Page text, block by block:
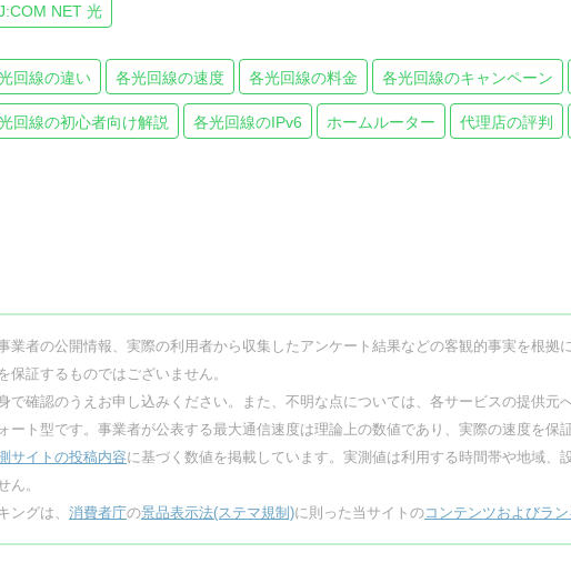
NET 光
回線の違い 各光回線の速度 各光回線の料金 各光回線のキャンペーン
回線の初心者向け解説 各光回線のIPv6 ホームルーター 代理店の評判
業者の公開情報、実際の利用者から収集したアンケート結果などの客観的事実を根
証するものではございません。
確認のうえお申し込みください。また、不明な点については、各サービスの提供元
ト型です。事業者が公表する最大通信速度は理論上の数値であり、実際の速度を保
サイトの投稿内容に基づく数値を掲載しています。実測値は利用する時間帯や地域、
ん。
グは、 消費者庁の景品表示法(ステマ規制)に則った当サイトのコンテンツおよびラ